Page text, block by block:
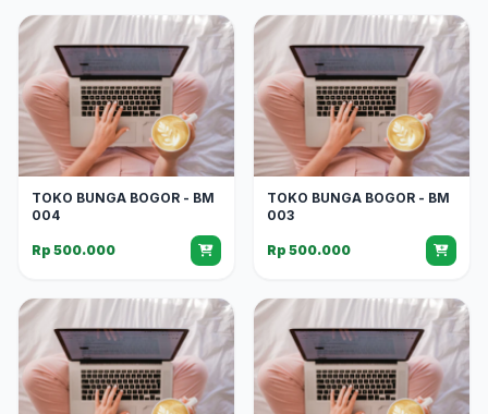
TOKO BUNGA BOGOR - BM
004
Rp 500.000
TOKO BUNGA BOGOR - BM
003
Rp 500.000